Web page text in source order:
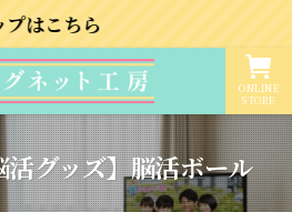
ONLINE
STORE
グッズ】脳活ボール